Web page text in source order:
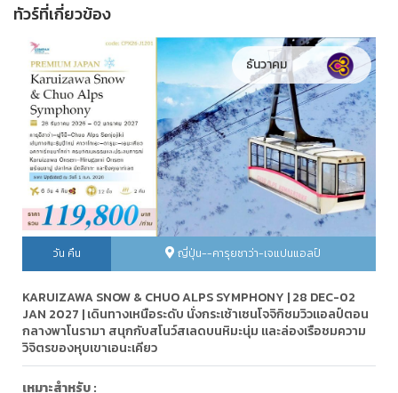
ทัวร์ที่เกี่ยวข้อง
ธันวาคม
วัน คืน ญี่ปุ่น--คารุยซาว่า-เจแปนแอลป์
KARUIZAWA SNOW & CHUO ALPS SYMPHONY | 28 DEC-02
JAN 2027 | เดินทางเหนือระดับ นั่งกระเช้าเซนโจจิกิชมวิวแอลป์ตอน
กลางพาโนรามา สนุกกับสโนว์สเลดบนหิมะนุ่ม และล่องเรือชมความ
วิจิตรของหุบเขาเอนะเคียว
เหมาะสำหรับ :